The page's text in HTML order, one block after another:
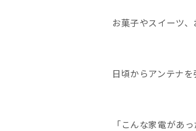
お菓子やスイーツ
日頃からアンテナ
「こんな家電があ